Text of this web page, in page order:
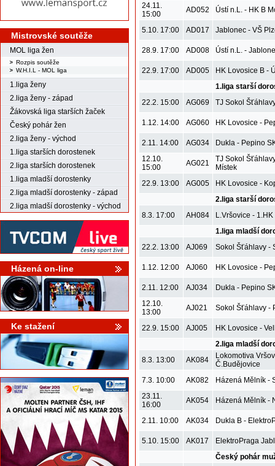
Mistrovské soutěže
MOL liga žen
Rozpis soutěže
W.H.I.L - MOL liga
1.liga ženy
2.liga ženy - západ
Žákovská liga starších žaček
Český pohár žen
2.liga ženy - východ
1.liga starších dorostenek
2.liga starších dorostenek
1.liga mladší dorostenky
2.liga mladší dorostenky - západ
2.liga mladší dorostenky - východ
Házená on-line
Ke stažení
24.11.
15:00
AD052 Ústí n.L. - HK B
5.10. 17:00 AD017 Jablonec - VŠ
28.9. 17:00 AD008 Ústí n.L. -
22.9. 17:00 AD005
HK Lovosice B -
1.liga starší
22.2. 15:00
AG069 TJ Sokol
1.12. 14:00 AG060 HK Lovosice -
2.11. 14:00 AG034
Dukla - Pepino
12.10.
15:00
AG021
TJ Sokol
Místek
22.9. 13:00
AG005
HK Lovosice -
2.liga starší
8.3. 17:00
AH084
L.Vršovice -
1.liga mladší
22.2. 13:00
AJ069 Sokol Šťáhlavy -
1.12. 12:00 AJ060 HK Lovosice -
2.11. 12:00 AJ034
Dukla - Pepino
12.10.
13:00
AJ021 Sokol Šťáhlavy -
22.9. 15:00 AJ005
HK Lovosice -
2.liga mladší
8.3. 13:00
AK084
Lokomotiva
Č.Budějovice
7.3. 10:00
AK082
Házená Mělník -
23.11.
16:00
AK054 Házená Mělník -
2.11. 10:00 AK034 Dukla B -
5.10. 15:00 AK017
ElektroPraga
Český pohár